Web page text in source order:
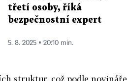
třetí osoby, říká
bezpečnostní expert
5. 8. 2025 ▪ 20:10 min.
struktur, což podle novináře